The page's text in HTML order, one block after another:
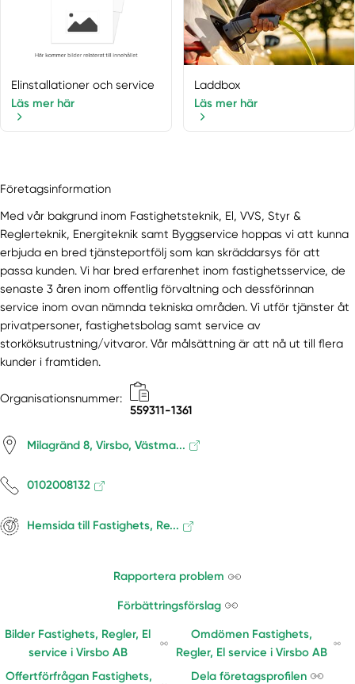
Elinstallationer och service
Läs mer här
Laddbox
Läs mer här
Företagsinformation
Med vår bakgrund inom Fastighetsteknik, El, VVS, Styr &
Reglerteknik, Energiteknik samt Byggservice hoppas vi att kunna
erbjuda en bred tjänsteportfölj som kan skräddarsys för att
passa kunden. Vi har bred erfarenhet inom fastighetsservice, de
senaste 3 åren inom offentlig förvaltning och dessförinnan
service inom ovan nämnda tekniska områden. Vi utför tjänster åt
privatpersoner, fastighetsbolag samt service av
storköksutrustning/vitvaror. Vår målsättning är att nå ut till flera
kunder i framtiden.
Organisationsnummer:
559311-1361
Milagränd 8, Virsbo, Västma...
0102008132
Hemsida till Fastighets, Re...
Rapportera problem
Förbättringsförslag
Bilder Fastighets, Regler, El
service i Virsbo AB
Omdömen Fastighets,
Regler, El service i Virsbo AB
Offertförfrågan Fastighets,
Dela företagsprofilen